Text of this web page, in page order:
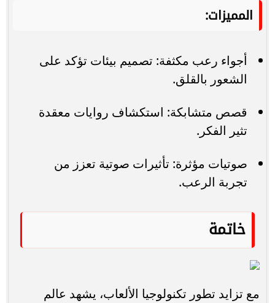
المميزات:
أجواء رعب مكثفة: تصميم بيئات تؤكد على
الشعور بالقلق.
قصص متشابكة: استكشاف روايات معقدة
تثير الفكر.
صوتيات مؤثرة: تأثيرات صوتية تعزز من
تجربة الرعب.
خاتمة
مع تزايد تطور تكنولوجيا الألعاب، يشهد عالم